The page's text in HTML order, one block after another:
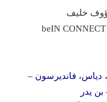
دياس، فانديرسون –
بن يدر